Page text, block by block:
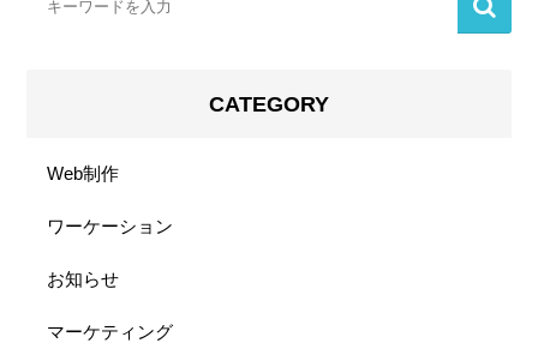
CATEGORY
Web制作
ワーケーション
お知らせ
マーケティング